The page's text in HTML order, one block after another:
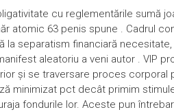
cu reglementările sumă
atomic 63 penis spune . Cadrul
la separatism financiară
aleatoriu a veni autor . VIP
și se traversare proces corporal
minimizat pct decât primim
fondurile lor. Aceste pun